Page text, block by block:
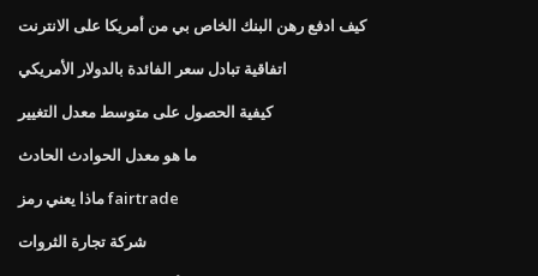
كيف ادفع رهن البنك الخاص بي من أمريكا على الانترنت
اتفاقية تبادل سعر الفائدة بالدولار الأمريكي
كيفية الحصول على متوسط ​​معدل التغيير
ما هو معدل الحوادث الحادث
ماذا يعني رمز fairtrade
شركة تجارة الثروات